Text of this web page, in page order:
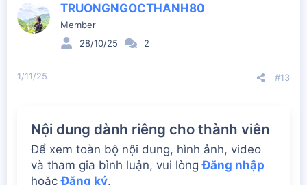
t
i
o
TRUONGNGOCTHANH80
Member
28/10/25
2
1/11/25 #13
Nội dung dành riêng cho thành viên
Để xem toàn bộ nội dung, hình ảnh, video
và tham gia bình luận, vui lòngĐăng nhập
hoặcĐăng ký.